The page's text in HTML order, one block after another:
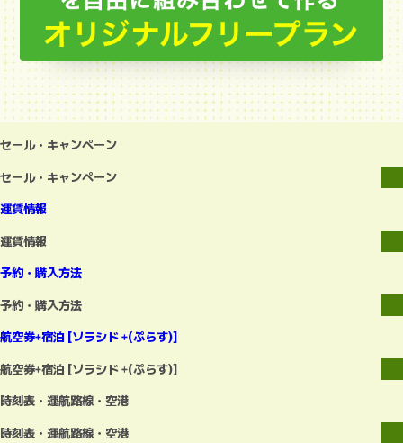
セール・キャンペーン
セール・キャンペーン
運賃情報
運賃情報
予約・購入方法
予約・購入方法
航空券+宿泊 [ソラシド +(ぷらす)]
航空券+宿泊 [ソラシド +(ぷらす)]
時刻表・運航路線・空港
時刻表・運航路線・空港